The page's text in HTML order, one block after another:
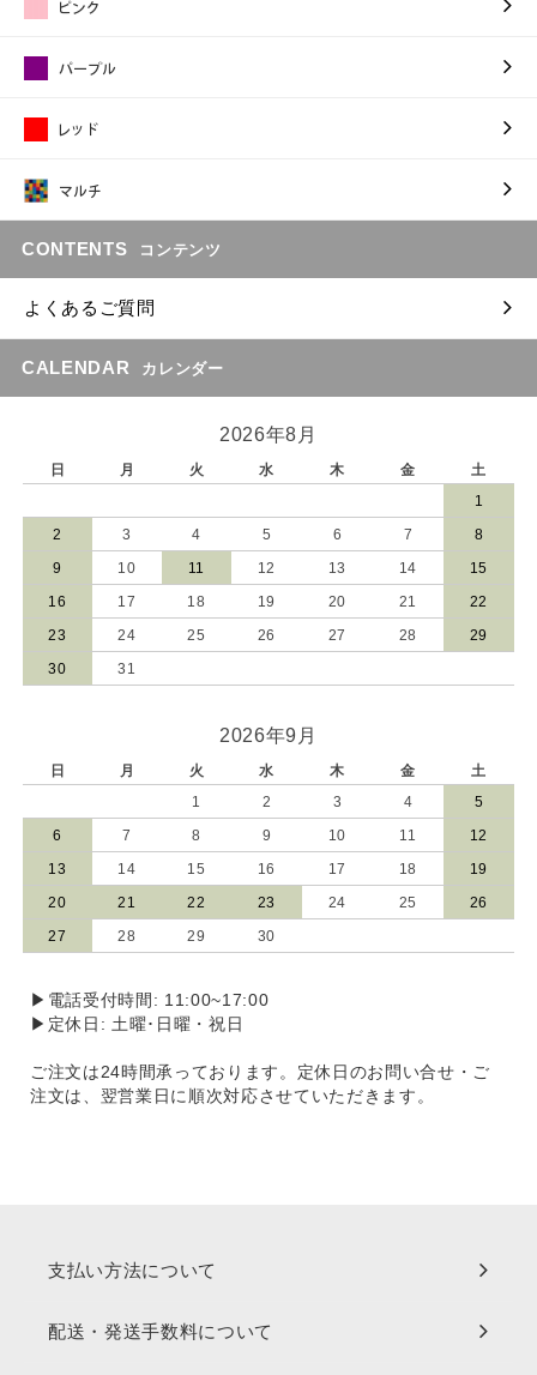
CONTENTS コンテンツ
よくあるご質問
CALENDAR カレンダー
2026年8月
日 月 火 水 木 金
土
1
2 3 4 5 6 7 8
9 10 11 12 13 14 15
16 17 18 19 20 21 22
23 24 25 26 27 28 29
30 31
2026年9月
日 月 火 水 木 金
土
1
2 3 4 5
6 7 8 9 10 11 12
13 14 15 16 17 18 19
20 21 22 23 24 25 26
27 28 29 30
▶電話受付時間: 11:00~17:00
▶定休日: 土曜･日曜・祝日
ご注文は24時間承っております。定休日のお問い合せ・ご
注文は、翌営業日に順次対応させていただきます。
支払い方法について
配送・発送手数料について